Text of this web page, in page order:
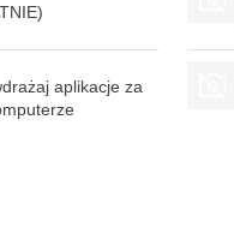
aplikacje za